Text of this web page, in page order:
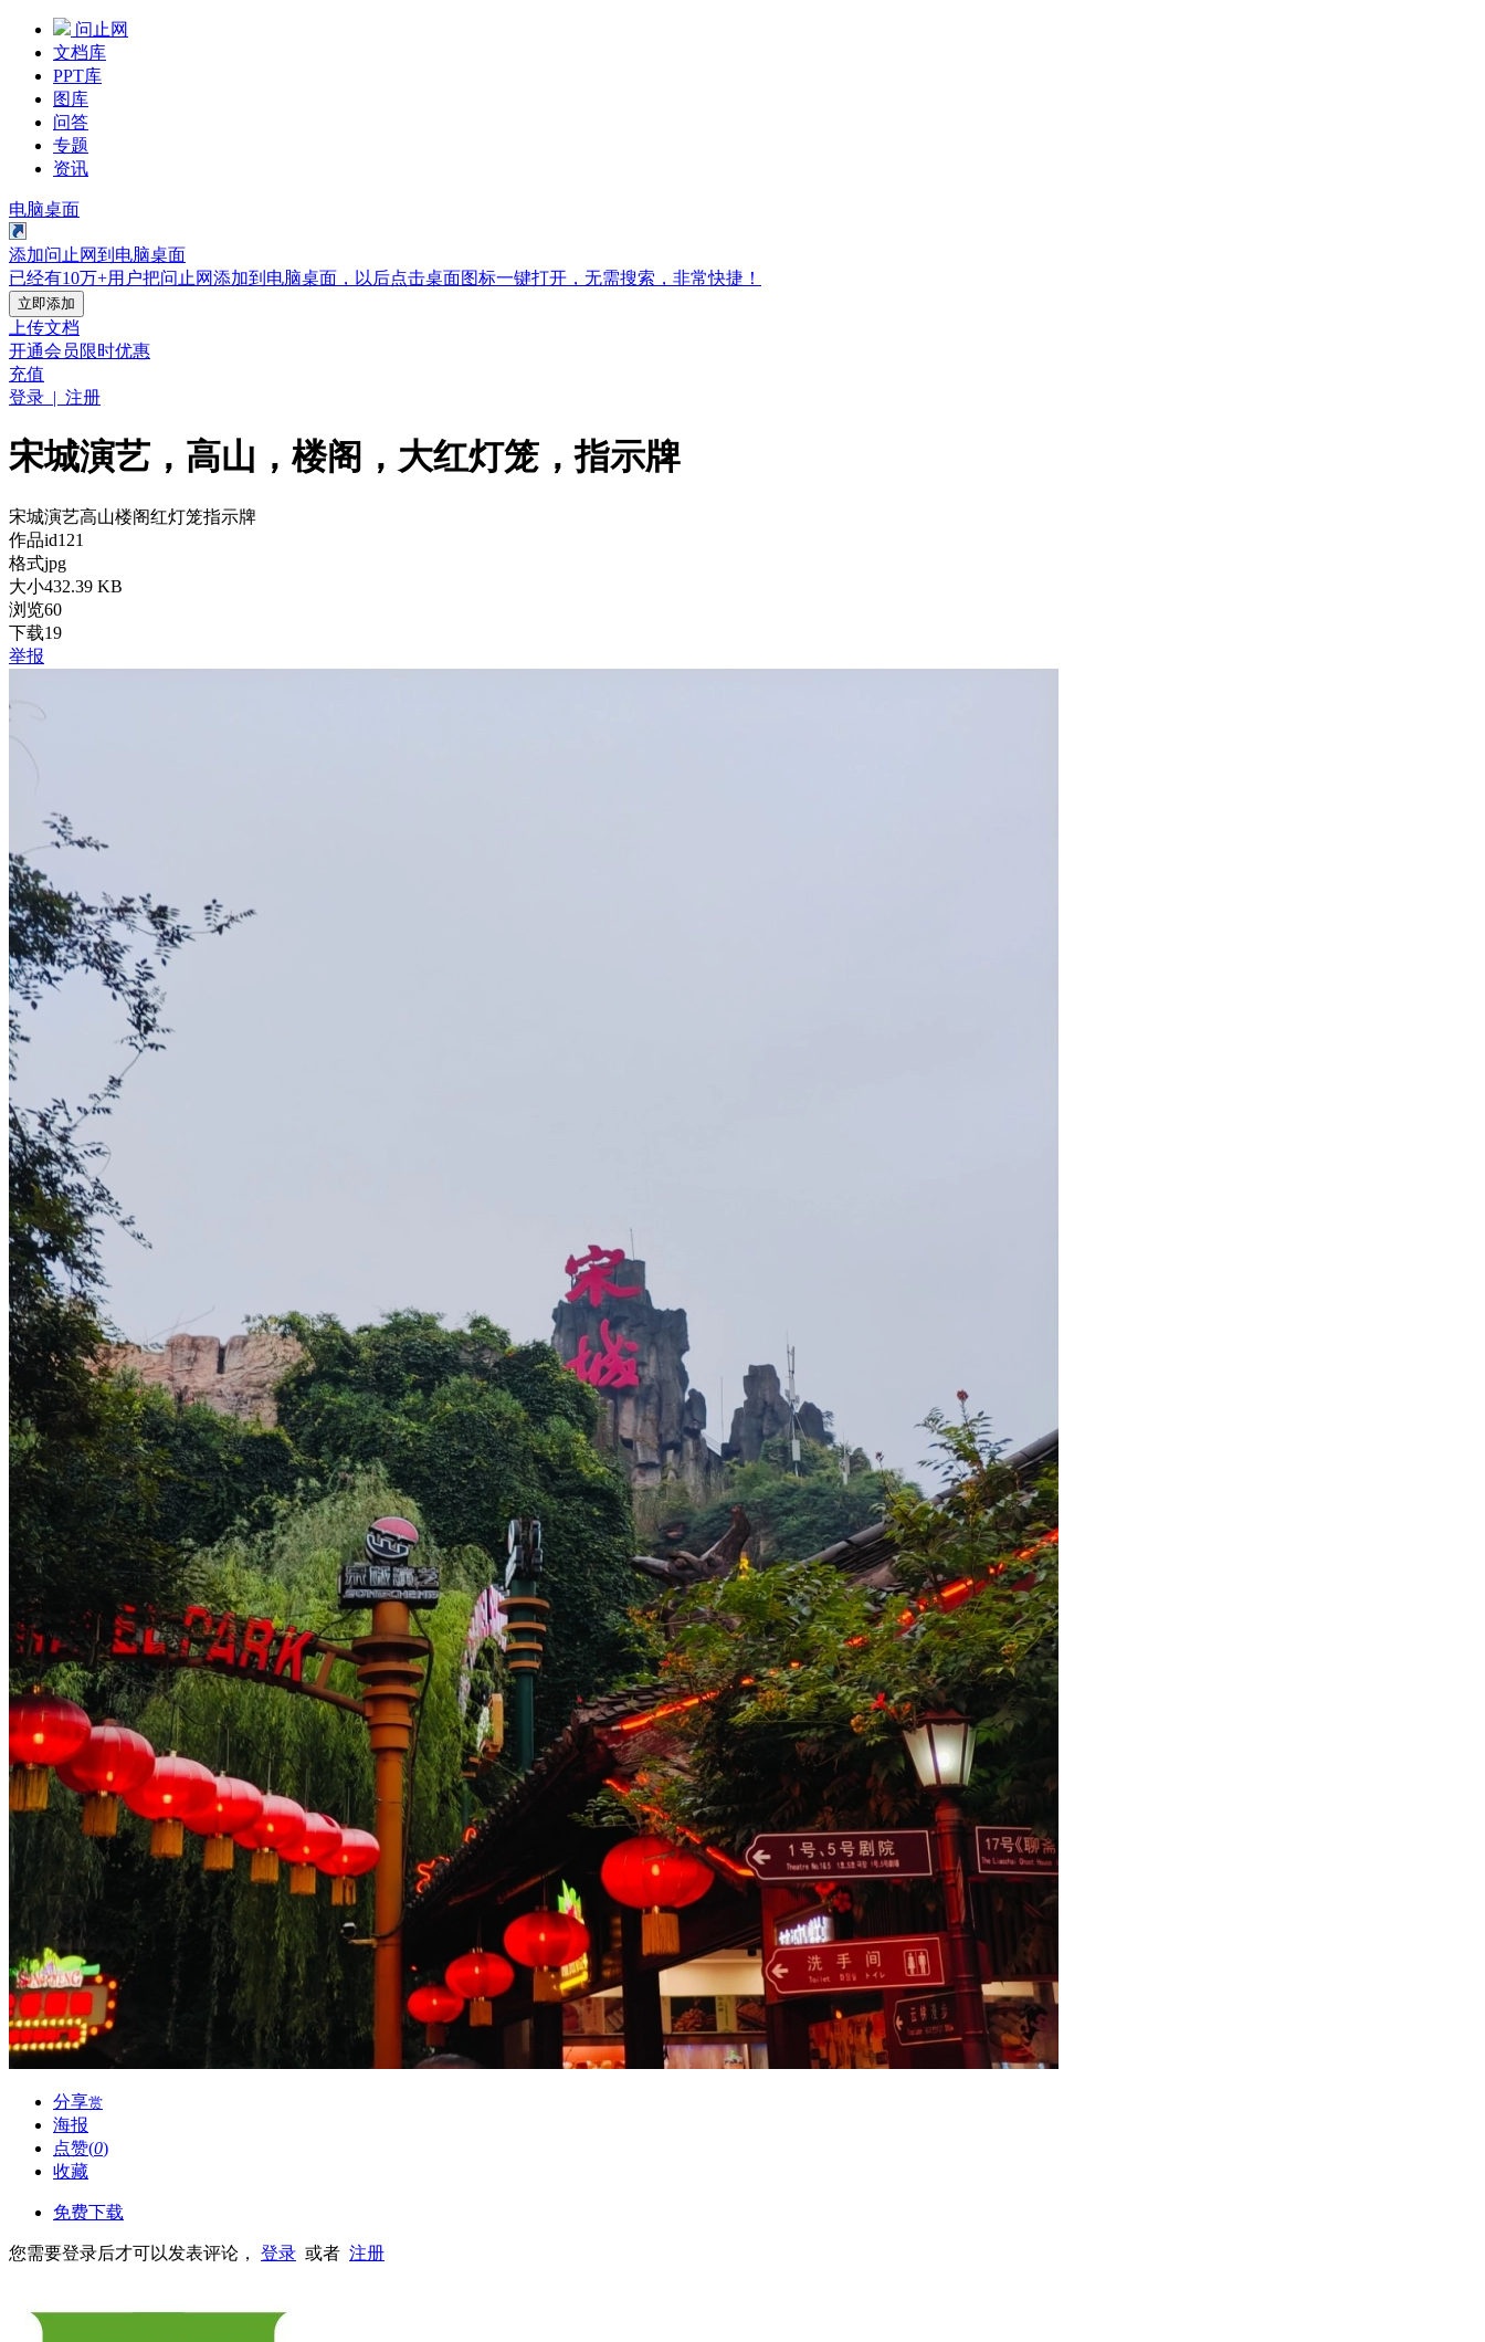
问止网
文档库
PPT库
图库
问答
专题
资讯
电脑桌面
添加问止网到电脑桌面
已经有10万+用户把问止网添加到电脑桌面，以后点击桌面图标一键打开，无需搜索，非常快捷！
立即添加
上传文档
开通会员限时优惠
充值
登录 | 注册
宋城演艺，高山，楼阁，大红灯笼，指示牌
宋城演艺高山楼阁红灯笼指示牌
作品id121
格式jpg
大小432.39 KB
浏览60
下载19
举报
分享赏
海报
点赞(0)
收藏
免费下载
您需要登录后才可以发表评论， 登录 或者 注册